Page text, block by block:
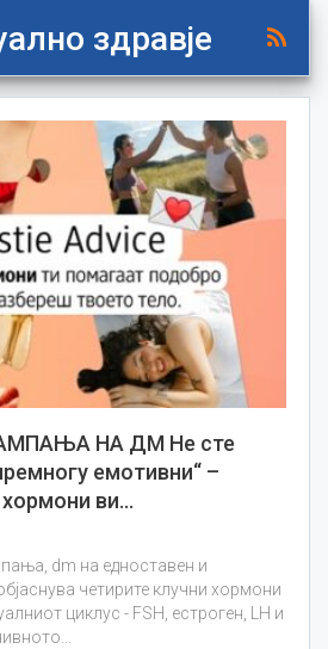
здравје
НА ДМ Не сте
емотивни“ –
ви…
dm на едноставен и
четирите клучни хормони
циклус - FSH, естроген, LH и